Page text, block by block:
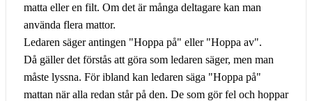
matta eller en filt. Om det är många deltagare kan man
använda flera mattor.
Ledaren säger antingen "Hoppa på" eller "Hoppa av".
Då gäller det förstås att göra som ledaren säger, men man
måste lyssna. För ibland kan ledaren säga "Hoppa på"
mattan när alla redan står på den. De som gör fel och hoppar